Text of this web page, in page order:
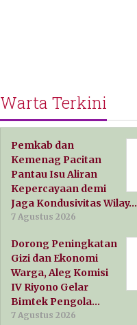
Warta Terkini
Pemkab dan
Kemenag Pacitan
Pantau Isu Aliran
Kepercayaan demi
Jaga Kondusivitas Wilay…
7 Agustus 2026
Dorong Peningkatan
Gizi dan Ekonomi
Warga, Aleg Komisi
IV Riyono Gelar
Bimtek Pengola…
7 Agustus 2026